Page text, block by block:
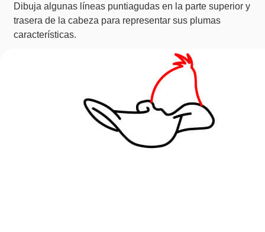
Dibuja algunas líneas puntiagudas en la parte superior y
trasera de la cabeza para representar sus plumas
características.